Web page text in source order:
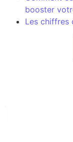
booster
Les chiffres